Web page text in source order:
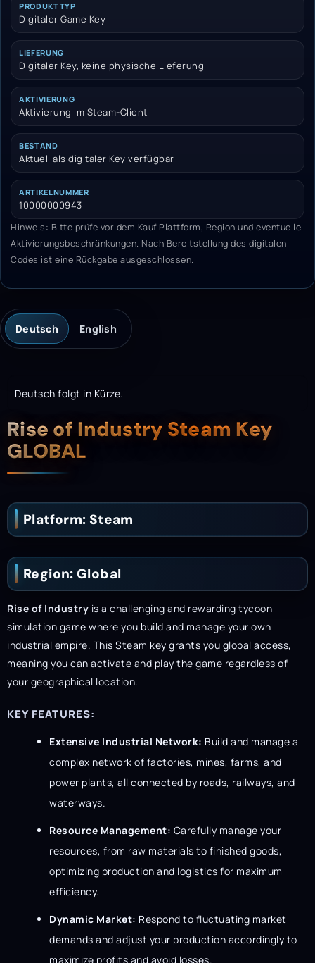
PRODUKTTYP
Digitaler Game Key
LIEFERUNG
Digitaler Key, keine physische Lieferung
AKTIVIERUNG
Aktivierung im Steam-Client
BESTAND
Aktuell als digitaler Key verfügbar
ARTIKELNUMMER
10000000943
Hinweis: Bitte prüfe vor dem Kauf Plattform, Region und eventuelle
Aktivierungsbeschränkungen. Nach Bereitstellung des digitalen
Codes ist eine Rückgabe ausgeschlossen.
Deutsch English
Deutsch folgt in Kürze.
Description
Rise of Industry Steam Key
GLOBAL
Platform: Steam
Region: Global
Rise of Industry is a challenging and rewarding tycoon
simulation game where you build and manage your own
industrial empire. This Steam key grants you global access,
meaning you can activate and play the game regardless of
your geographical location.
KEY FEATURES:
Extensive Industrial Network: Build and manage a
complex network of factories, mines, farms, and
power plants, all connected by roads, railways, and
waterways.
Resource Management: Carefully manage your
resources, from raw materials to finished goods,
optimizing production and logistics for maximum
efficiency.
Dynamic Market: Respond to fluctuating market
demands and adjust your production accordingly to
maximize profits and avoid losses.